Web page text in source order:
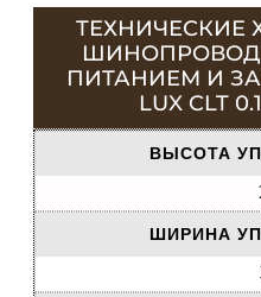
ТЕХНИЧЕСКИЕ
ПИТАНИЕМ И
LUX CLT
ВЫСОТА
ШИРИНА